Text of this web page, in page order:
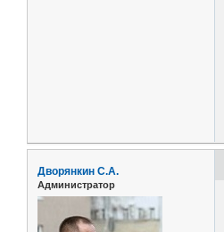
Дворянкин С.А.
Администратор